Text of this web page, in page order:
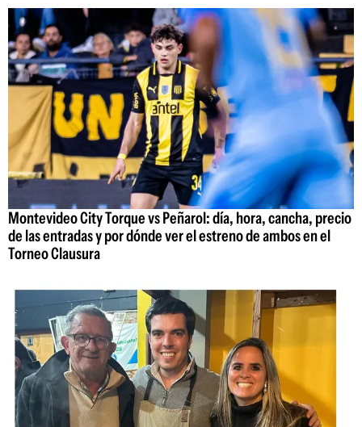
Montevideo City Torque vs Peñarol: día, hora, cancha, precio
de las entradas y por dónde ver el estreno de ambos en el
Torneo Clausura